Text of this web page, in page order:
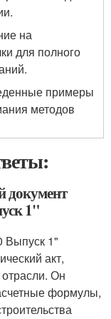
на
для полного
примеры
методов
документ
1"
Выпуск 1"
акт,
Он
формулы,